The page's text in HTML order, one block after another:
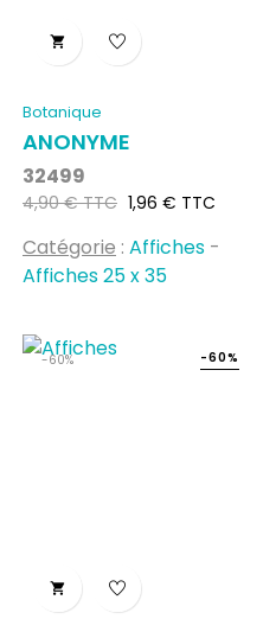

Botanique
ANONYME
32499
Prix
4,90 € TTC Prix
1,96 € TTC
Catégorie : Affiches -
Affiches 25 x 35
-60%

-60%